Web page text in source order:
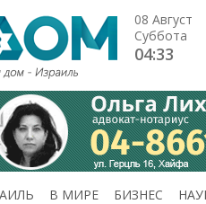
08 Август
Суббота
04:33
В МИРЕ БИЗНЕС